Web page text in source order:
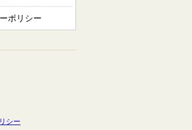
ポリシー
シー